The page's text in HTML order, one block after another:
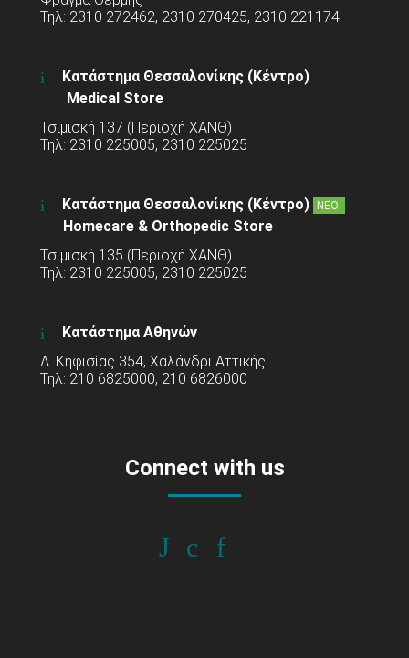
Τηλ: 2310 272462, 2310 270425, 2310 221174
Κατάστημα Θεσσαλονίκης (Κέντρο)
Medical Store
Τσιμισκή 137 (Περιοχή ΧΑΝΘ)
Τηλ: 2310 225005, 2310 225025
Κατάστημα Θεσσαλονίκης (Κέντρο) ΝΕΟ
Homecare & Orthopedic Store
Τσιμισκή 135 (Περιοχή ΧΑΝΘ)
Τηλ: 2310 225005, 2310 225025
Κατάστημα Αθηνών
Λ. Κηφισίας 354, Χαλάνδρι Αττικής
Τηλ: 210 6825000, 210 6826000
Connect with us